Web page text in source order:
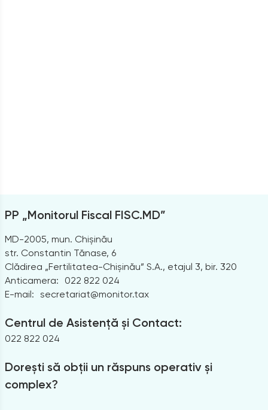
PP „Monitorul Fiscal FISC.MD”
MD-2005, mun. Chișinău
str. Constantin Tănase, 6
Clădirea „Fertilitatea-Chișinău” S.A., etajul 3, bir. 320
Anticamera:
022 822 024
E-mail: secretariat@monitor.tax
Centrul de Asistență și Contact:
022 822 024
Dorești să obții un răspuns operativ și
complex?